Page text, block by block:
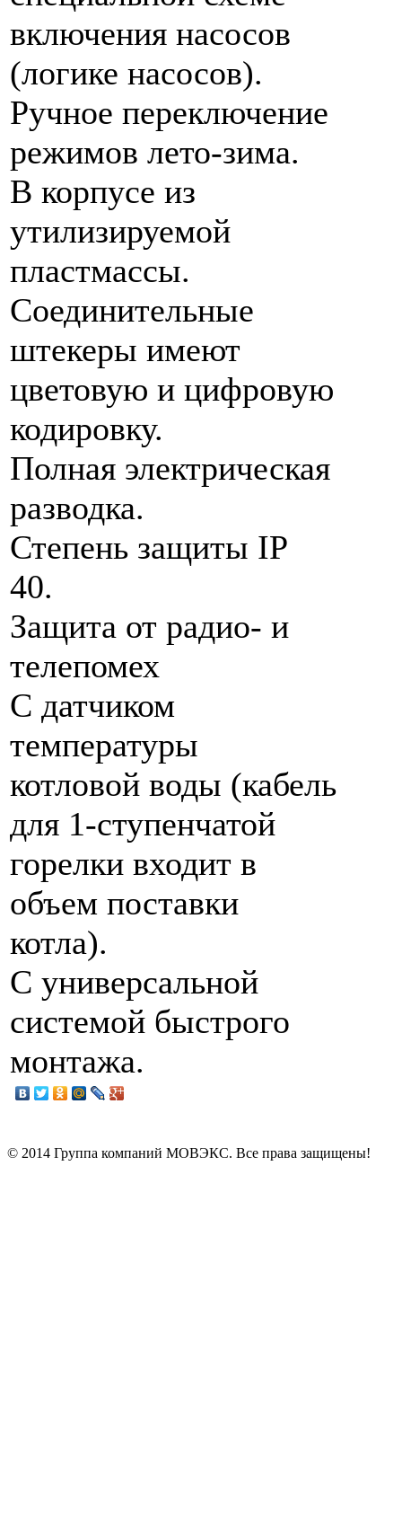
включения насосов
(логике насосов).
Ручное переключение
режимов лето-зима.
В корпусе из
утилизируемой
пластмассы.
Соединительные
штекеры имеют
цветовую и цифровую
кодировку.
Полная электрическая
разводка.
Степень защиты IP
40.
Защита от радио- и
телепомех
С датчиком
температуры
котловой воды (кабель
для 1-ступенчатой
горелки входит в
объем поставки
котла).
С универсальной
системой быстрого
монтажа.
© 2014 Группа компаний МОВЭКС. Все права защищены!